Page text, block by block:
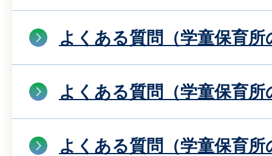
よくある質問（学童保育所
よくある質問（学童保育所
よくある質問（学童保育所